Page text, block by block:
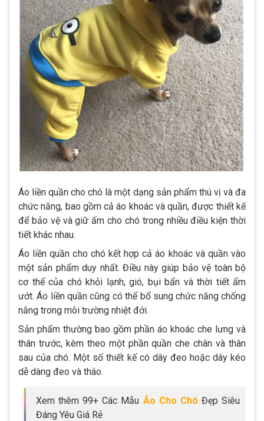
Áo liền quần cho chó là một dạng sản phẩm thú vị và đa
chức năng, bao gồm cả áo khoác và quần, được thiết kế
để bảo vệ và giữ ấm cho chó trong nhiều điều kiện thời
tiết khác nhau.
Áo liền quần cho chó kết hợp cả áo khoác và quần vào
một sản phẩm duy nhất. Điều này giúp bảo vệ toàn bộ
cơ thể của chó khỏi lạnh, gió, bụi bẩn và thời tiết ẩm
ướt. Áo liền quần cũng có thể bổ sung chức năng chống
nắng trong môi trường nhiệt đới.
Sản phẩm thường bao gồm phần áo khoác che lưng và
thân trước, kèm theo một phần quần che chân và thân
sau của chó. Một số thiết kế có dây đeo hoặc dây kéo
dễ dàng đeo và tháo.
Xem thêm 99+ Các Mẫu Áo Cho Chó Đẹp Siêu
Đáng Yêu Giá Rẻ